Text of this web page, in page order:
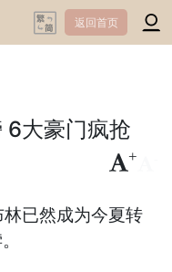
返回首页
6大豪门疯抢
+
已然成为今夏转